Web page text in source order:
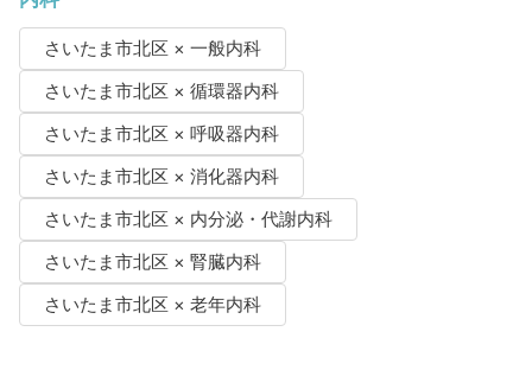
さいたま市北区 × 一般内科
さいたま市北区 × 循環器内科
さいたま市北区 × 呼吸器内科
さいたま市北区 × 消化器内科
さいたま市北区 × 内分泌・代謝内科
さいたま市北区 × 腎臓内科
さいたま市北区 × 老年内科